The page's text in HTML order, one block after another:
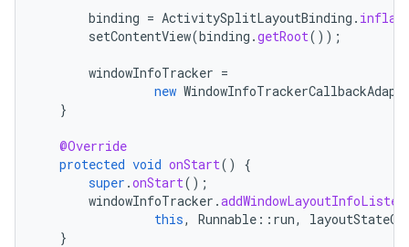
binding = ActivitySplitLayoutBinding .
setContentView(binding .getRoot());
windowInfoTracker =
new
}
@Override
protected void onStart()
{
super .onStart();
windowInfoTracker .
this, Runnable :: run,
}